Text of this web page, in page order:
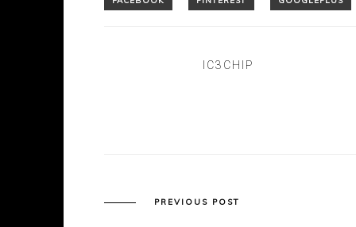
IC3CHIP
PREVIOUS POST